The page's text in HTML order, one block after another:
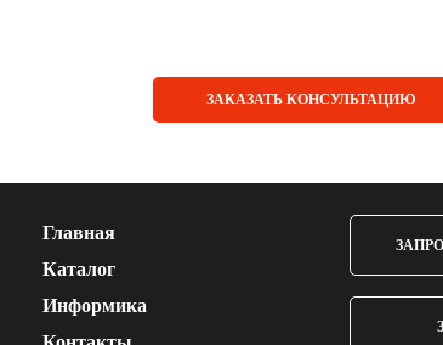
ЗАКАЗАТЬ КОНСУЛЬТАЦИЮ
Главная
Каталог
Информика